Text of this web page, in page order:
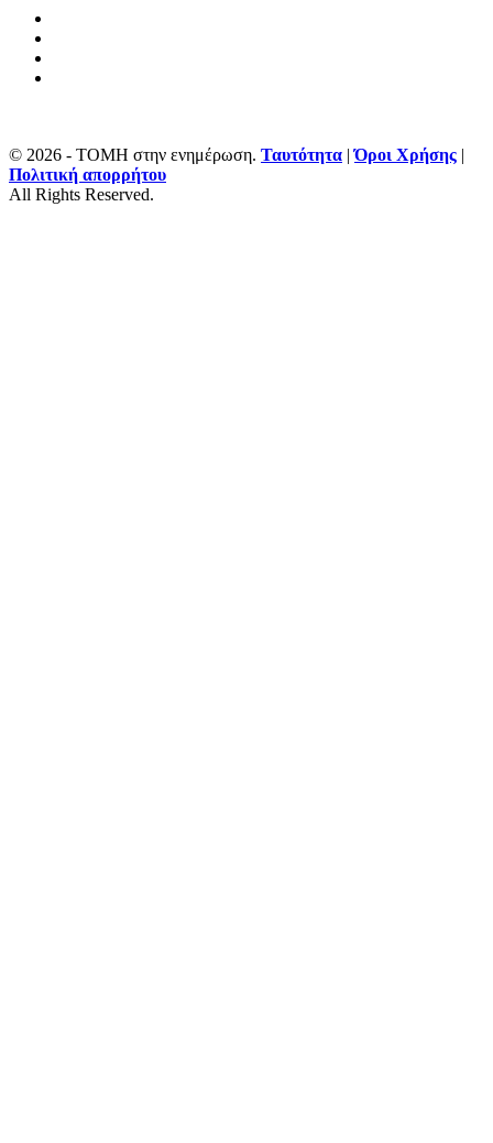
© 2026 - ΤΟΜΗ στην ενημέρωση. Ταυτότητα |Όροι Χρήσης |
Πολιτική απορρήτου
All Rights Reserved.